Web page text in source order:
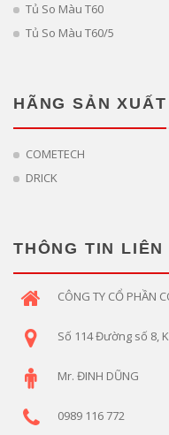
Tủ So Màu T60
Tủ So Màu T60/5
HÃNG SẢN XUẤT
COMETECH
DRICK
THÔNG TIN LIÊN
CÔNG TY CỔ PHẦN
Số 114 Đường số 8,
Mr. ĐINH DŨNG
0989 116 772